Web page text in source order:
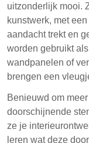
uitzonderlijk mooi.
kunstwerk, met
aandacht trekt en
worden gebruikt
wandpanelen of
brengen een
Benieuwd om
doorschijnende
ze je
leren wat deze